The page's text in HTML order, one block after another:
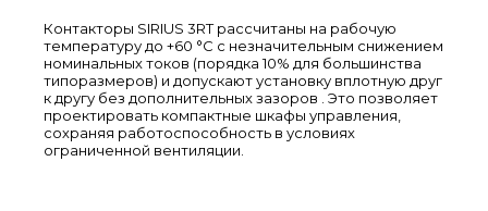
Контакторы SIRIUS 3RT рассчитаны на рабочую
температуру до +60 °C с незначительным снижением
номинальных токов (порядка 10% для большинства
типоразмеров) и допускают установку вплотную друг
к другу без дополнительных зазоров
. Это позволяет
проектировать компактные шкафы управления,
сохраняя работоспособность в условиях
ограниченной вентиляции.